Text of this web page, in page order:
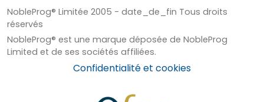
NobleProg® Limitée 2005 - date_de_fin Tous droits
réservés
NobleProg® est une marque déposée de NobleProg
Limited et de ses sociétés affiliées.
Confidentialité et cookies